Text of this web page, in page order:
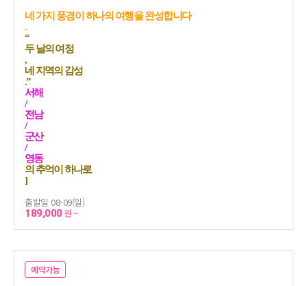
네 가지 풍경이 하나의 여행을 완성합니다
.
“
두 날의 여정
,
네 지역의 감성
.”
서해
/
전남
/
군산
/
영동
의 추억이 하나로
]
출발일 08-09(일)
189,000원 ~
예약가능